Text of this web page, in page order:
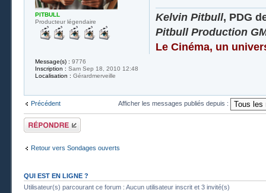
Kelvin Pitbull, PDG
Pitbull Production
Le Cinéma, un
PITBULL
Producteur légendaire
Message(s) : 9776
Inscription : Sam Sep 18, 2010 12:48
Localisation : Gérardmerveille
Précédent Afficher les messages publiés depuis :
Publier une
réponse
Retour vers Sondages ouverts
QUI EST EN LIGNE ?
Utilisateur(s) parcourant ce forum : Aucun utilisateur inscrit et 3 invité(s)